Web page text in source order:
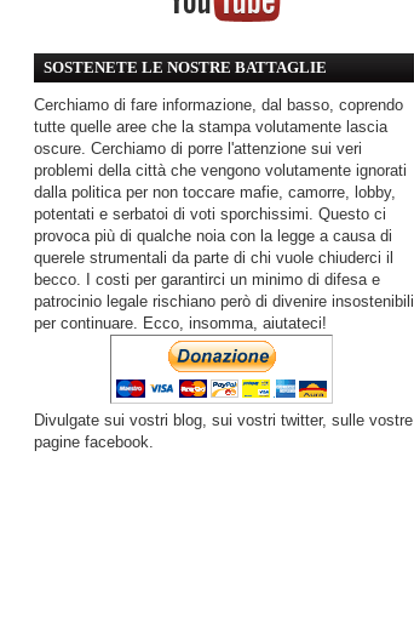
SOSTENETE LE NOSTRE BATTAGLIE
Cerchiamo di fare informazione, dal basso, coprendo
tutte quelle aree che la stampa volutamente lascia
oscure. Cerchiamo di porre l'attenzione sui veri
problemi della città che vengono volutamente ignorati
dalla politica per non toccare mafie, camorre, lobby,
potentati e serbatoi di voti sporchissimi. Questo ci
provoca più di qualche noia con la legge a causa di
querele strumentali da parte di chi vuole chiuderci il
becco. I costi per garantirci un minimo di difesa e
patrocinio legale rischiano però di divenire insostenibili
per continuare. Ecco, insomma, aiutateci!
Divulgate sui vostri blog, sui vostri twitter, sulle vostre
pagine facebook.